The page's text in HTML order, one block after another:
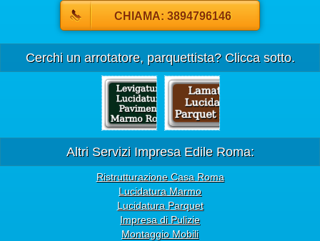
CHIAMA: 3894796146
Cerchi un arrotatore, parquettista? Clicca sotto.
Altri Servizi Impresa Edile Roma:
Ristrutturazione Casa Roma
Lucidatura Marmo
Lucidatura Parquet
Impresa di Pulizie
Montaggio Mobili